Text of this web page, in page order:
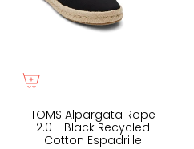
TOMS Alpargata Rope
2.0 - Black Recycled
Cotton Espadrille